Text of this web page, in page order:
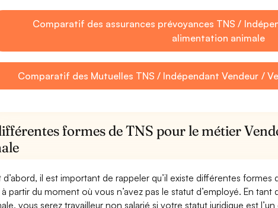
Comparatif des assurances prévoyances TNS /
alimentation animale
Comparatif des Mutuelles TNS / Indépendant Vendeur /
formes de TNS pour le métier
d’abord, il est important de rappeler qu’il existe différentes formes
à partir du moment où vous n’avez pas le statut d’employé. En
vous serez travailleur non salarié si votre statut juridique est l’un